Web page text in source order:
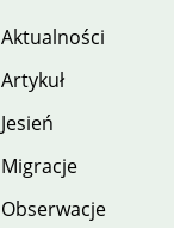
Aktualności
Artykuł
Jesień
Migracje
Obserwacje